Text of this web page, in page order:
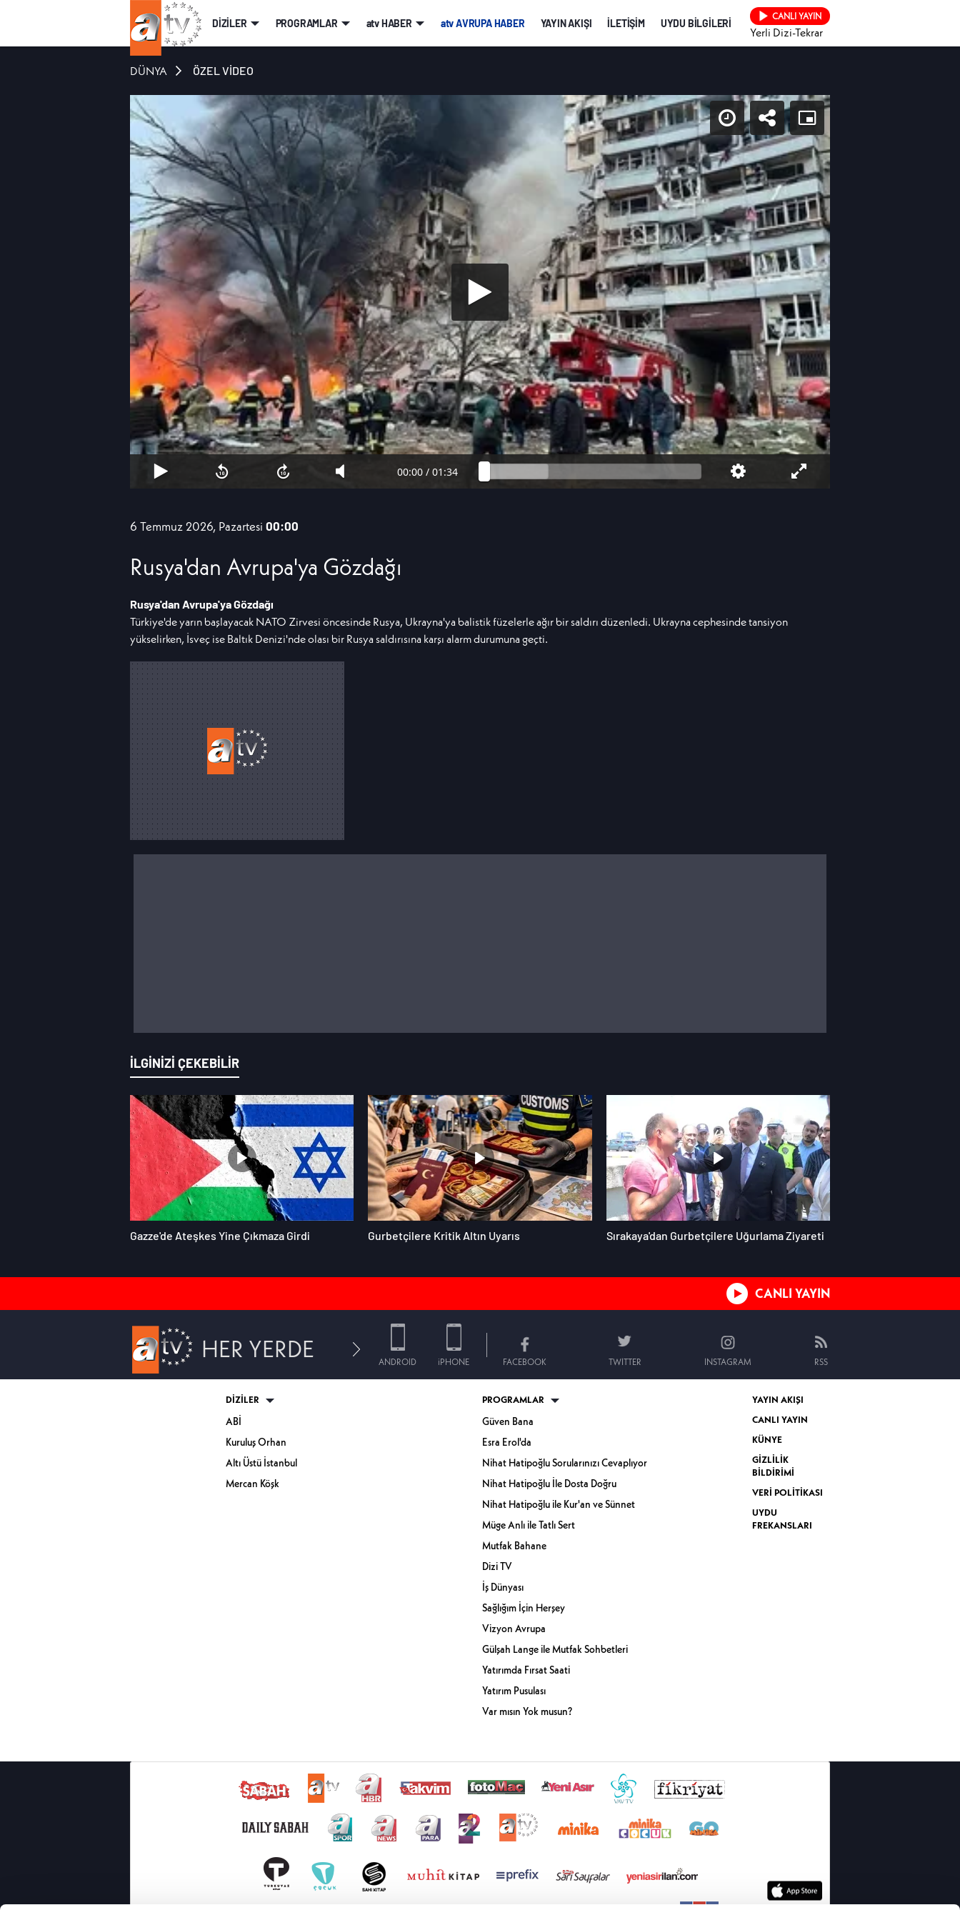
DİZİLER PROGRAMLAR atv HABER atv AVRUPA HABER YAYIN AKIŞI İLETİŞİM UYDU BİLGİLERİ
CANLI YAYIN
Yerli Dizi-Tekrar
DÜNYA ÖZEL VİDEO
00:00 / 01:34
6 Temmuz 2026, Pazartesi 00:00
Rusya'dan Avrupa'ya Gözdağı
Rusya'dan Avrupa'ya Gözdağı
Türkiye'de yarın başlayacak NATO Zirvesi öncesinde Rusya, Ukrayna'ya balistik füzelerle ağır bir saldırı düzenledi. Ukrayna cephesinde tansiyon
yükselirken, İsveç ise Baltık Denizi'nde olası bir Rusya saldırısına karşı alarm durumuna geçti.
İLGİNİZİ ÇEKEBİLİR
Gazze'de Ateşkes Yine Çıkmaza Girdi Gurbetçilere Kritik Altın Uyarıs Sırakaya'dan Gurbetçilere Uğurlama Ziyareti
CANLI YAYIN
HER YERDE ANDROID iPHONE FACEBOOK TWITTER INSTAGRAM RSS
DİZİLER
ABİ
Kuruluş Orhan
Altı Üstü İstanbul
Mercan Köşk
PROGRAMLAR
Güven Bana
Esra Erol'da
Nihat Hatipoğlu Sorularınızı Cevaplıyor
Nihat Hatipoğlu İle Dosta Doğru
Nihat Hatipoğlu ile Kur'an ve Sünnet
Müge Anlı ile Tatlı Sert
Mutfak Bahane
Dizi TV
İş Dünyası
Sağlığım İçin Herşey
Vizyon Avrupa
Gülşah Lange ile Mutfak Sohbetleri
Yatırımda Fırsat Saati
Yatırım Pusulası
Var mısın Yok musun?
YAYIN AKIŞI
CANLI YAYIN
KÜNYE
GİZLİLİK
BİLDİRİMİ
VERİ POLİTİKASI
UYDU
FREKANSLARI